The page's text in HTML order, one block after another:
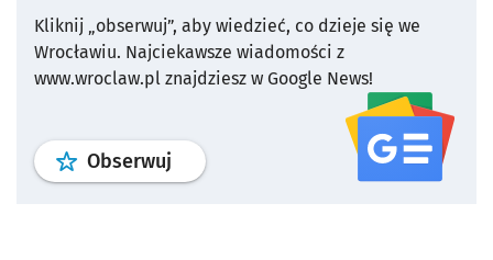
Kliknij „obserwuj”, aby wiedzieć, co dzieje się we
Wrocławiu. Najciekawsze wiadomości z
www.wroclaw.pl znajdziesz w Google News!
Obserwuj profil serwisu